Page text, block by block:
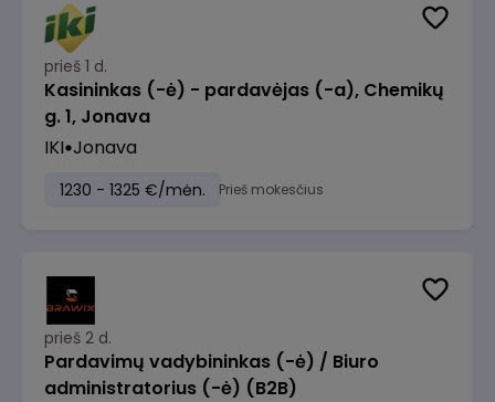
prieš 1 d.
Kasininkas (-ė) - pardavėjas (-a), Chemikų
g. 1, Jonava
IKI Jonava
1230 - 1325 €/mėn. Prieš mokesčius
prieš 2 d.
Pardavimų vadybininkas (-ė) / Biuro
administratorius (-ė) (B2B)